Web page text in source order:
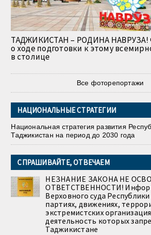
ТАДЖИКИСТАН – РОДИНА НАВРУЗА!
о ходе подготовки к этому
в столице
Все фоторепортажи
НАЦИОНАЛЬНЫЕ СТРАТЕГИИ
Национальная стратегия развития
Таджикистан на период до 2030 года
СПРАШИВАЙТЕ, ОТВЕЧАЕМ
НЕЗНАНИЕ ЗАКОНА НЕ
ОТВЕТСТВЕННОСТИ!
Верховного суда
партиях, движениях,
экстремистских
деятельность которых
Таджикистане